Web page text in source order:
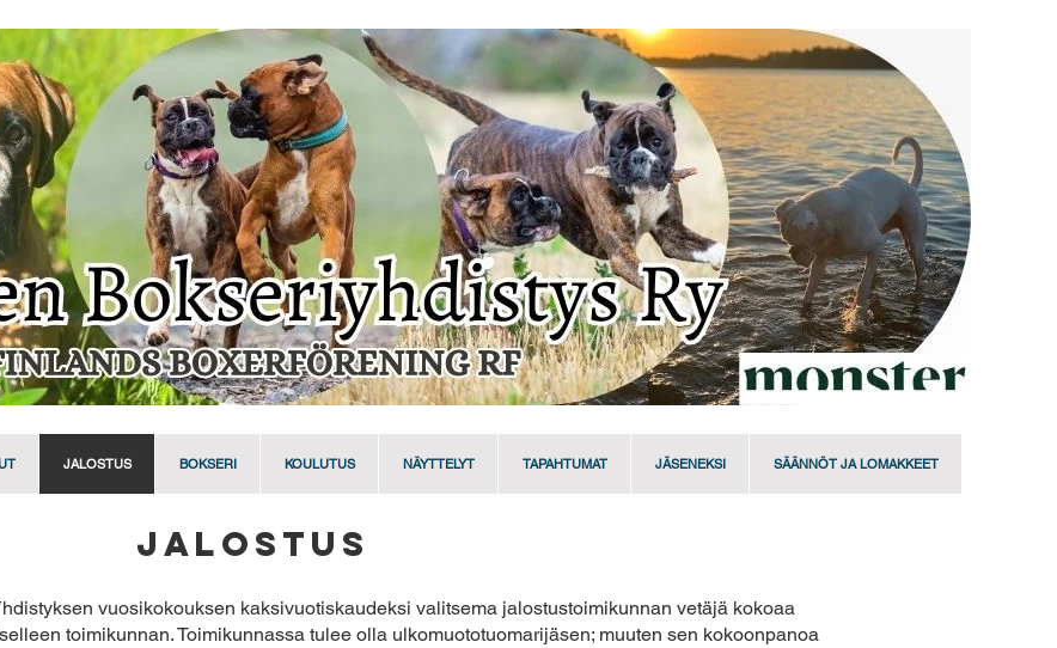
JALOSTUS BOKSERI KOULUTUS NÄYTTELYT TAPAHTUMAT JÄSENEKSI SÄÄNNÖT JA LOMAKKEET
Jalostus
vuosikokouksen kaksivuotiskaudeksi valitsema jalostustoimikunnan vetäjä kokoaa
toimikunnan. Toimikunnassa tulee olla ulkomuototuomarijäsen; muuten sen kokoonpanoa